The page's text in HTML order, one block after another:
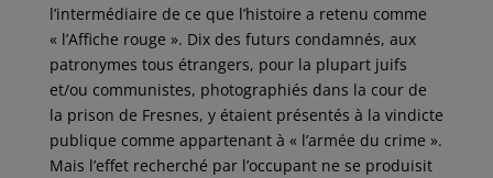
l’intermédiaire de ce que l’histoire a retenu comme
« l’Affiche rouge ». Dix des futurs condamnés, aux
patronymes tous étrangers, pour la plupart juifs
et/ou communistes, photographiés dans la cour de
la prison de Fresnes, y étaient présentés à la vindicte
publique comme appartenant à « l’armée du crime ».
Mais l’effet recherché par l’occupant ne se produisit